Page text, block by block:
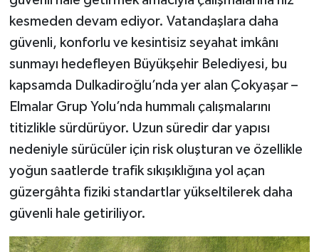
kesmeden devam ediyor. Vatandaşlara daha
güvenli, konforlu ve kesintisiz seyahat imkânı
sunmayı hedefleyen Büyükşehir Belediyesi, bu
kapsamda Dulkadiroğlu’nda yer alan Çokyaşar –
Elmalar Grup Yolu’nda hummalı çalışmalarını
titizlikle sürdürüyor. Uzun süredir dar yapısı
nedeniyle sürücüler için risk oluşturan ve özellikle
yoğun saatlerde trafik sıkışıklığına yol açan
güzergâhta fiziki standartlar yükseltilerek daha
güvenli hale getiriliyor.